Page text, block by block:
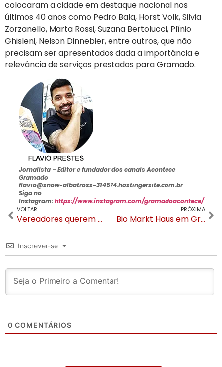
colocaram a cidade em destaque nacional nos
últimos 40 anos como Pedro Bala, Horst Volk, Silvia
Zorzanello, Marta Rossi, Suzana Bertolucci, Plínio
Ghisleni, Nelson Dinnebier, entre outros, que não
precisam ser apresentados dada a importância e
relevância de serviços prestados para Gramado.
Jornalista –Editor e fundador dos canais Acontece
Gramado
flavio@snow-albatross-314574.hostingersite.com.br
Siga no
Instagram:https://www.instagram.com/gramadoacontece/
VOLTAR
Vereadores querem que teor do contrato da venda do Hospital seja divulgado
PRÓXIMA
Bio Markt Haus em Gramado tem gastronomia, drinks, vinhos e cervejas
Inscrever-se
0 COMENTÁRIOS